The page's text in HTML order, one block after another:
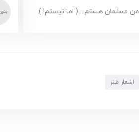
من مسلمان هستم... ( اما نیستم! )
اشعار طنز